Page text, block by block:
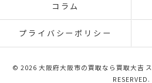
コラム
プライバシーポリシー
© 2026 大阪府大阪市の買取なら買取大吉
RESERVED.